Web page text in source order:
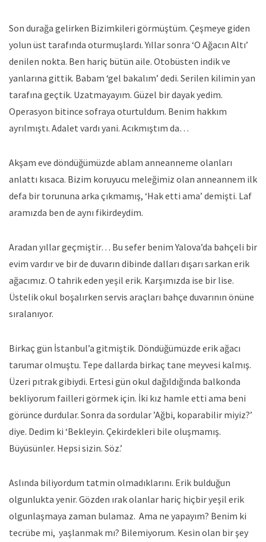
Son durağa gelirken Bizimkileri görmüştüm. Çeşmeye giden
yolun üst tarafında oturmuşlardı. Yıllar sonra ‘O Ağacın Altı’
denilen nokta. Ben hariç bütün aile. Otobüsten indik ve
yanlarına gittik. Babam ‘gel bakalım’ dedi. Serilen kilimin yan
tarafına geçtik. Uzatmayayım. Güzel bir dayak yedim.
Operasyon bitince sofraya oturtuldum. Benim hakkım
ayrılmıştı. Adalet vardı yani. Acıkmıştım da…
Akşam eve döndüğümüzde ablam anneanneme olanları
anlattı kısaca. Bizim koruyucu meleğimiz olan anneannem ilk
defa bir torununa arka çıkmamış, ‘Hak etti ama’ demişti. Laf
aramızda ben de aynı fikirdeydim.
Aradan yıllar geçmiştir… Bu sefer benim Yalova’da bahçeli bir
evim vardır ve bir de duvarın dibinde dalları dışarı sarkan erik
ağacımız. O tahrik eden yeşil erik. Karşımızda ise bir lise.
Üstelik okul boşalırken servis araçları bahçe duvarının önüne
sıralanıyor.
Birkaç gün İstanbul’a gitmiştik. Döndüğümüzde erik ağacı
tarumar olmuştu. Tepe dallarda birkaç tane meyvesi kalmış.
Üzeri pıtrak gibiydi. Ertesi gün okul dağıldığında balkonda
bekliyorum failleri görmek için. İki kız hamle etti ama beni
görünce durdular. Sonra da sordular ’Ağbi, koparabilir miyiz?’
diye. Dedim ki ‘Bekleyin. Çekirdekleri bile oluşmamış.
Büyüsünler. Hepsi sizin. Söz.’
Aslında biliyordum tatmin olmadıklarını. Erik bulduğun
olgunlukta yenir. Gözden ırak olanlar hariç hiçbir yeşil erik
olgunlaşmaya zaman bulamaz. Ama ne yapayım? Benim ki
tecrübe mi, yaşlanmak mı? Bilemiyorum. Kesin olan bir şey